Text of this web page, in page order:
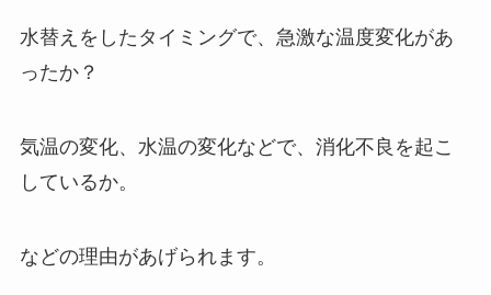
水替えをしたタイミングで、急激な温度変化があ
ったか？
気温の変化、水温の変化などで、消化不良を起こ
しているか。
などの理由があげられます。